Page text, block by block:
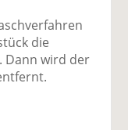
die
Dann wird der